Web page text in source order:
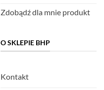
Zdobądź dla mnie produkt
O SKLEPIE BHP
Kontakt